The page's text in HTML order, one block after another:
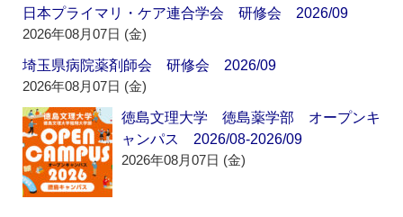
日本プライマリ・ケア連合学会 研修会 2026/09
2026年08月07日 (金)
埼玉県病院薬剤師会 研修会 2026/09
2026年08月07日 (金)
徳島文理大学 徳島薬学部 オープンキ
ャンパス 2026/08-2026/09
2026年08月07日 (金)